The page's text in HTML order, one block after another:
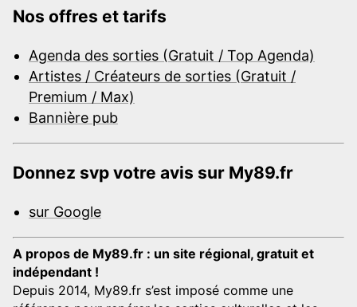
Nos offres et tarifs
Agenda des sorties (Gratuit / Top Agenda)
Artistes / Créateurs de sorties (Gratuit /
Premium / Max)
Bannière pub
Donnez svp votre avis sur My89.fr
sur Google
A propos de My89.fr : un site régional, gratuit et
indépendant !
Depuis 2014, My89.fr s’est imposé comme une